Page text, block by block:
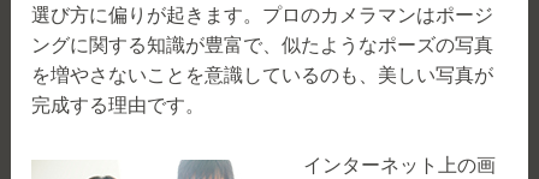
選び方に偏りが起きます。プロのカメラマンはポージ
ングに関する知識が豊富で、似たようなポーズの写真
を増やさないことを意識しているのも、美しい写真が
完成する理由です。
インターネット上の画